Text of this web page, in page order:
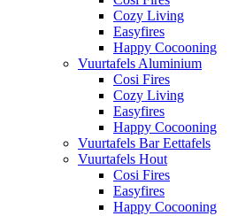
Cozy Living
Easyfires
Happy Cocooning
Vuurtafels Aluminium
Cosi Fires
Cozy Living
Easyfires
Happy Cocooning
Vuurtafels Bar Eettafels
Vuurtafels Hout
Cosi Fires
Easyfires
Happy Cocooning